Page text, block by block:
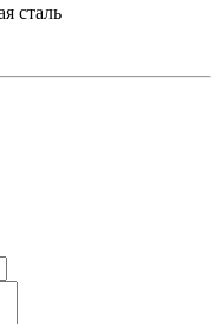
сталь